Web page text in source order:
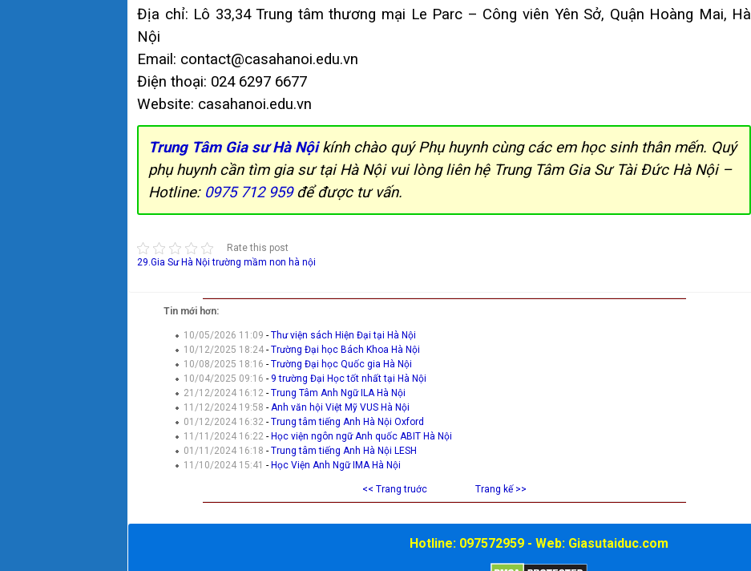
Địa chỉ: Lô 33,34 Trung tâm thương mại Le Parc – Công viên Yên Sở, Quận Hoàng Mai, Hà
Nội
Email: contact@casahanoi.edu.vn
Điện thoại: 024 6297 6677
Website: casahanoi.edu.vn
Trung Tâm Gia sư Hà Nộikính chào quý Phụ huynh cùng các em học sinh thân mến. Quý
phụ huynh cần tìm gia sư tại Hà Nội vui lòng liên hệ Trung Tâm Gia Sư Tài Đức Hà Nội –
Hotline: 0975 712 959để được tư vấn.
Rate this post
29.Gia Sư Hà Nội trường mầm non hà nội
Tin mới hơn:
10/05/2026 11:09-Thư viện sách Hiện Đại tại Hà Nội
10/12/2025 18:24-Trường Đại học Bách Khoa Hà Nội
10/08/2025 18:16-Trường Đại học Quốc gia Hà Nội
10/04/2025 09:16- 9 trường Đại Học tốt nhất tại Hà Nội
21/12/2024 16:12-Trung Tâm Anh Ngữ ILA Hà Nội
11/12/2024 19:58-Anh văn hội Việt Mỹ VUS Hà Nội
01/12/2024 16:32-Trung tâm tiếng Anh Hà Nội Oxford
11/11/2024 16:22- Học viện ngôn ngữ Anh quốc ABIT Hà Nội
01/11/2024 16:18-Trung tâm tiếng Anh Hà Nội LESH
11/10/2024 15:41- Học Viện Anh Ngữ IMA Hà Nội
<< Trang truớc Trang kế >>
Hotline: 097572959 - Web: Giasutaiduc.com